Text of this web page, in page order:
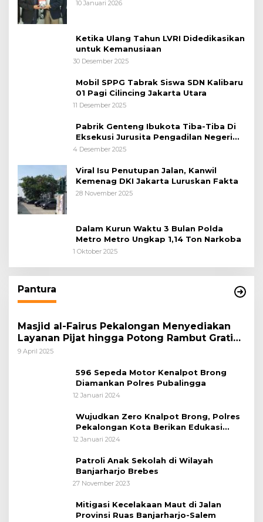
10 Januari 2026
Ketika Ulang Tahun LVRI Didedikasikan
untuk Kemanusiaan
30 Desember 2025
Mobil SPPG Tabrak Siswa SDN Kalibaru
01 Pagi Cilincing Jakarta Utara
11 Desember 2025
Pabrik Genteng Ibukota Tiba-Tiba Di
Eksekusi Jurusita Pengadilan Negeri
Tangerang, Diduga Cacat Hukum Sejak
4 Desember 2025
Viral Isu Penutupan Jalan, Kanwil
Kemenag DKI Jakarta Luruskan Fakta
28 November 2025
Dalam Kurun Waktu 3 Bulan Polda
Metro Metro Ungkap 1,14 Ton Narkoba
1 Oktober 2025
Pantura
Masjid al-Fairus Pekalongan Menyediakan
Layanan Pijat hingga Potong Rambut Gratis
bagi Pemudik Lebaran 2025
9 April 2025
596 Sepeda Motor Kenalpot Brong
Diamankan Polres Pubalingga
12 Januari 2024
Wujudkan Zero Knalpot Brong, Polres
Pekalongan Kota Berikan Edukasi
Kepada Pelajar
12 Januari 2024
Patroli Anak Sekolah di Wilayah
Banjarharjo Brebes
27 November 2023
Mitigasi Kecelakaan Maut di Jalan
Provinsi Ruas Banjarharjo-Salem